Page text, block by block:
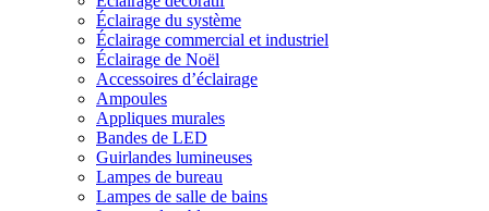
Éclairage du système
Éclairage commercial et industriel
Éclairage de Noël
Accessoires d’éclairage
Ampoules
Appliques murales
Bandes de LED
Guirlandes lumineuses
Lampes de bureau
Lampes de salle de bains